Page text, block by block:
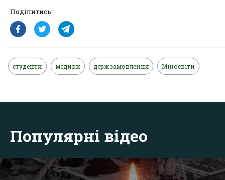
Поділитись:
студенти медики держзамовлення Міносвіти
Популярні відео